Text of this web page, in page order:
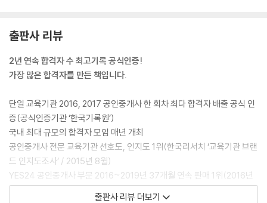
+ 유형별 계산문제 총정리 79
출판사 리뷰
2년 연속 합격자 수 최고기록 공식인증!
가장 많은 합격자를 만든 책입니다.
단일 교육기관 2016, 2017 공인중개사 한 회차 최다 합격자 배출 공식 인
증(공식인증기관 ‘한국기록원’)
국내 최대 규모의 합격자 모임 매년 개최
공인중개사 전문 교육기관 선호도, 인지도 1위(한국리서치 ‘교육기관 브랜
드 인지도조사’ / 2015년 8월)
YES24 공인중개사 부문 2016~2019년 37개월 연속 판매 1위(2016년
12~2019년 12월 기준)
출판사 리뷰 더보기